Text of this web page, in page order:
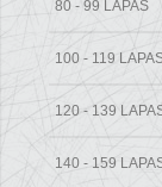
80 - 99 LAPAS
100 - 119
120 - 139
140 - 159